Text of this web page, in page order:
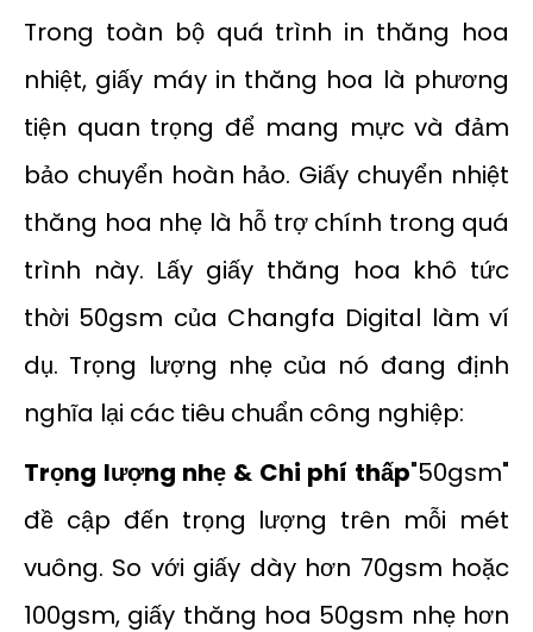
Trong toàn bộ quá trình in thăng hoa
nhiệt, giấy máy in thăng hoa là phương
tiện quan trọng để mang mực và đảm
bảo chuyển hoàn hảo. Giấy chuyển nhiệt
thăng hoa nhẹ là hỗ trợ chính trong quá
trình này. Lấy giấy thăng hoa khô tức
thời 50gsm của Changfa Digital làm ví
dụ. Trọng lượng nhẹ của nó đang định
nghĩa lại các tiêu chuẩn công nghiệp:
Trọng lượng nhẹ & Chi phí thấp"50gsm"
đề cập đến trọng lượng trên mỗi mét
vuông. So với giấy dày hơn 70gsm hoặc
100gsm, giấy thăng hoa 50gsm nhẹ hơn